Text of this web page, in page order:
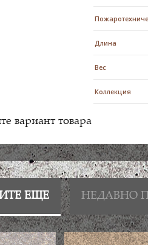
Длина
Вес
Коллекция
вариант товара
ЕЩЕ НЕДАВНО